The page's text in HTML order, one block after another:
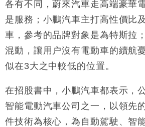
各有不同，蔚來汽車走高端豪華
是服務；小鵬汽車主打高性價比
車，參考的品牌對象是為特斯拉
混動，讓用户沒有電動車的續航
似在3大之中較低的位置。
在招股書中，小鵬汽車都表示，
智能電動汽車公司之一，以領先
件技術為核心，為自動駕駛、智